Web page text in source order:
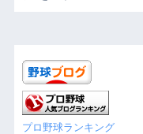
プロ野球ランキング